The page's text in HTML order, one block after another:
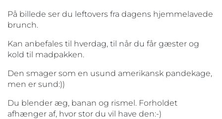
På billede ser du leftovers fra dagens hjemmelavede
brunch.
Kan anbefales til hverdag, til når du får gæster og
kold til madpakken.
Den smager som en usund amerikansk pandekage,
men er sund:))
Du blender æg, banan og rismel. Forholdet
afhænger af, hvor stor du vil have den:-)